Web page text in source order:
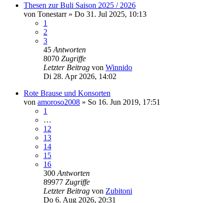
Thesen zur Buli Saison 2025 / 2026
von Tonestarr» Do 31. Jul 2025, 10:13
1
2
3
45 Antworten
8070 Zugriffe
Letzter Beitrag von Winnido
Di 28. Apr 2026, 14:02
Rote Brause und Konsorten
von amoroso2008 » So 16. Jun 2019, 17:51
1
…
12
13
14
15
16
300 Antworten
89977 Zugriffe
Letzter Beitrag von Zubitoni
Do 6. Aug 2026, 20:31